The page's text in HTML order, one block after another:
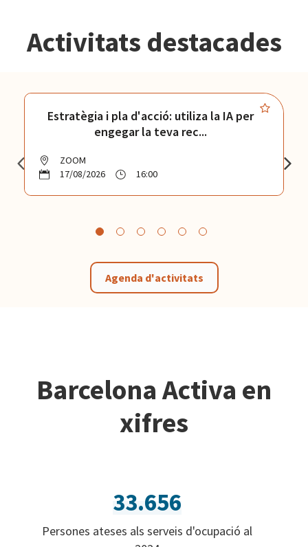
Activitats destacades
Estratègia i pla d'acció: utiliza la IA per
engegar la teva rec...
ZOOM
17/08/2026
16:00
Agenda d'activitats
Barcelona Activa en
xifres
33.656
Persones ateses als serveis d'ocupació al